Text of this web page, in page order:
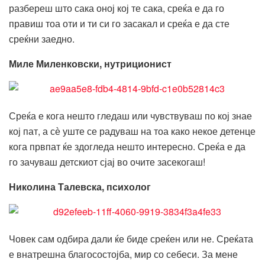
разбереш што сака оној кој те сака, среќа е да го
правиш тоа оти и ти си го засакал и среќа е да сте
среќни заедно.
Миле Миленковски, нутриционист
Среќа е кога нешто гледаш или чувствуваш по кој знае
кој пат, а сѐ уште се радуваш на тоа како некое детенце
кога првпат ќе здогледа нешто интересно. Среќа е да
го зачуваш детскиот сјај во очите засекогаш!
Николина Талевска, психолог
Човек сам одбира дали ќе биде среќен или не. Среќата
е внатрешна благосостојба, мир со себеси. За мене